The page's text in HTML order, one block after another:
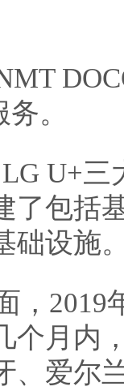
。
U+
了包括
础设施
，2019
个月内
、爱尔